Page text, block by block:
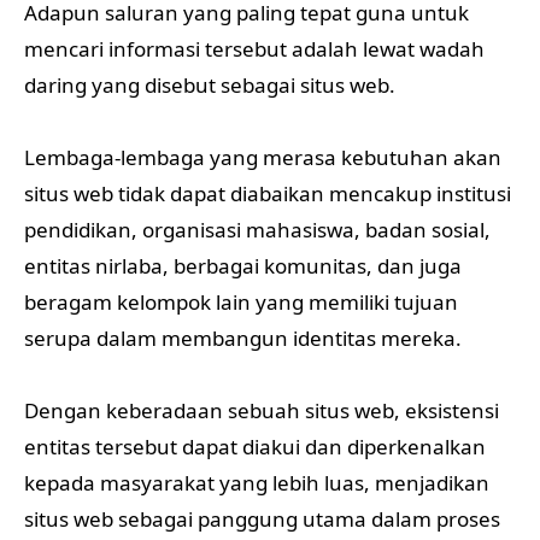
Adapun saluran yang paling tepat guna untuk
mencari informasi tersebut adalah lewat wadah
daring yang disebut sebagai situs web.
Lembaga-lembaga yang merasa kebutuhan akan
situs web tidak dapat diabaikan mencakup institusi
pendidikan, organisasi mahasiswa, badan sosial,
entitas nirlaba, berbagai komunitas, dan juga
beragam kelompok lain yang memiliki tujuan
serupa dalam membangun identitas mereka.
Dengan keberadaan sebuah situs web, eksistensi
entitas tersebut dapat diakui dan diperkenalkan
kepada masyarakat yang lebih luas, menjadikan
situs web sebagai panggung utama dalam proses